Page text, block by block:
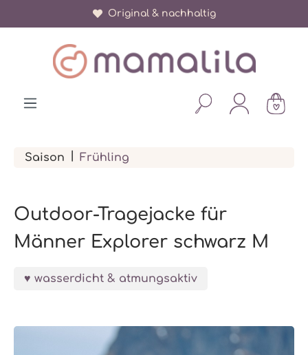
Original & nachhaltig
Über 150.000 zufriedene Eltern
Saison Frühling
Outdoor-Tragejacke für
Männer Explorer schwarz M
wasserdicht & atmungsaktiv
Bildergalerie überspringen